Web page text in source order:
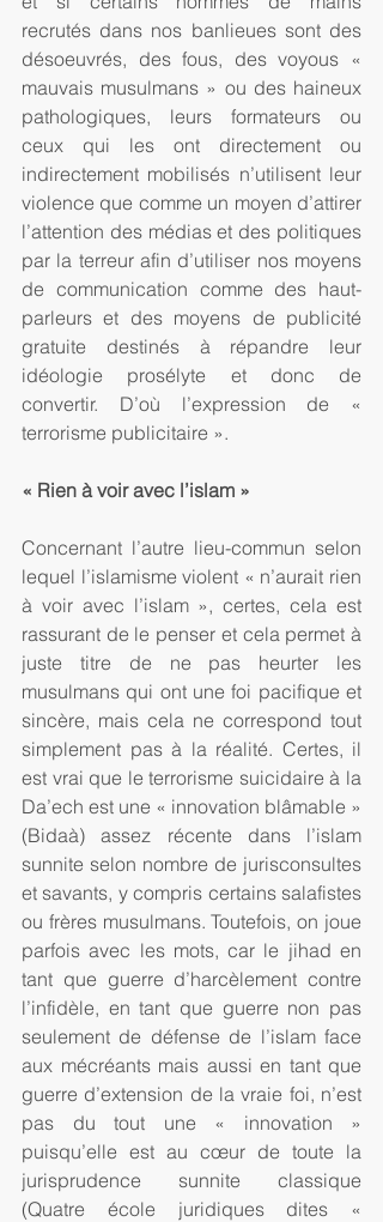
recrutés dans nos banlieues sont des
désoeuvrés, des fous, des voyous «
mauvais musulmans » ou des haineux
pathologiques, leurs formateurs ou
ceux qui les ont directement ou
indirectement mobilisés n’utilisent leur
violence que comme un moyen d’attirer
l’attention des médias et des politiques
par la terreur afin d’utiliser nos moyens
de communication comme des haut-
parleurs et des moyens de publicité
gratuite destinés à répandre leur
idéologie prosélyte et donc de
convertir. D’où l’expression de «
terrorisme publicitaire ».
« Rien à voir avec l’islam »
Concernant l’autre lieu-commun selon
lequel l’islamisme violent « n’aurait rien
à voir avec l’islam », certes, cela est
rassurant de le penser et cela permet à
juste titre de ne pas heurter les
musulmans qui ont une foi pacifique et
sincère, mais cela ne correspond tout
simplement pas à la réalité. Certes, il
est vrai que le terrorisme suicidaire à la
Da’ech est une « innovation blâmable »
(Bidaà) assez récente dans l’islam
sunnite selon nombre de jurisconsultes
et savants, y compris certains salafistes
ou frères musulmans. Toutefois, on joue
parfois avec les mots, car le jihad en
tant que guerre d’harcèlement contre
l’infidèle, en tant que guerre non pas
seulement de défense de l’islam face
aux mécréants mais aussi en tant que
guerre d’extension de la vraie foi, n’est
pas du tout une « innovation »
puisqu’elle est au cœur de toute la
jurisprudence sunnite classique
(Quatre école juridiques dites «